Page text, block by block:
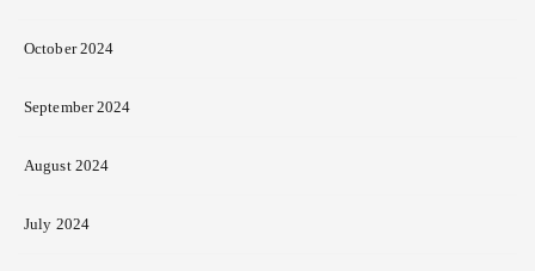
October 2024
September 2024
August 2024
July 2024